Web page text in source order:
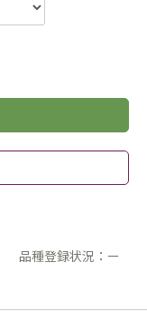
品種登録状況：ー